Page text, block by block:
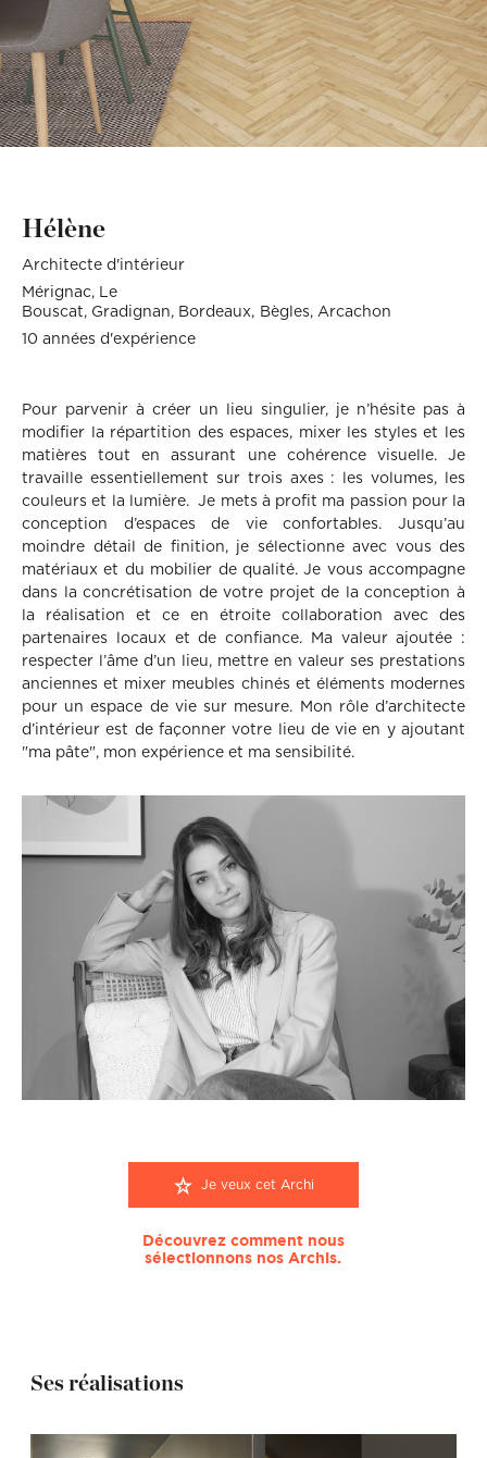
Décoration, rénovation, construction : définissez votre projet et
prenez rendez-vous avec nos Archis pour 50€
Définir mon projet
Hélène
Architecte d'intérieur
Mérignac
Le
Bouscat
Gradignan Bordeaux Bègles
Arcachon
10 années d'expérience
Pour parvenir à créer un lieu singulier, je n’hésite pas à
modifier la répartition des espaces, mixer les styles et les
matières tout en assurant une cohérence visuelle. Je
travaille essentiellement sur trois axes : les volumes, les
couleurs et la lumière. Je mets à profit ma passion pour la
conception d’espaces de vie confortables. Jusqu’au
moindre détail de finition, je sélectionne avec vous des
matériaux et du mobilier de qualité. Je vous accompagne
dans la concrétisation de votre projet de la conception à
la réalisation et ce en étroite collaboration avec des
partenaires locaux et de confiance. Ma valeur ajoutée :
respecter l’âme d’un lieu, mettre en valeur ses prestations
anciennes et mixer meubles chinés et éléments modernes
pour un espace de vie sur mesure. Mon rôle d’architecte
d’intérieur est de façonner votre lieu de vie en y ajoutant
"ma pâte", mon expérience et ma sensibilité.
Je veux cet Archi
Découvrez comment nous
sélectionnons nos Archis.
Ses réalisations
Attention si votre ville
contient des tirets, ne les
oubliez pas !
(Ex: Nogent-sur-marne).
Merci de cliquer sur votre
ville dans le menu
déroulant.
Mon budget total (€)
Votre
rendez-
vous
par :
Domicile Visio
Coaching
déco
Téléphone Localité du projet
Attention si votre ville
contient des tirets, ne les
oubliez pas !
(Ex: Nogent-sur-marne).
Merci de cliquer sur votre
ville dans le menu
Vous êtes un client
Mon budget total (€)